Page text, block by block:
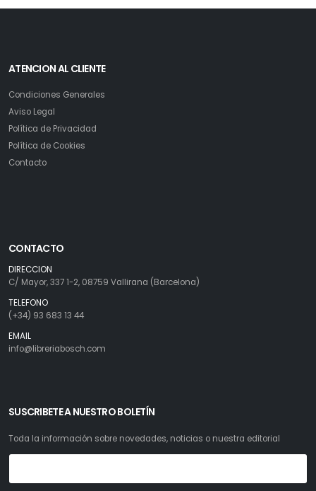
ATENCION AL CLIENTE
Condiciones Generales
Aviso Legal
Política de Privacidad
Política de Cookies
Contacto
CONTACTO
DIRECCION
C/ Mayor, 337 1-2, 08759 Vallirana (Barcelona)
TELEFONO
(+34) 93 683 13 44
EMAIL
info@libreriabosch.com
SUSCRIBETE A NUESTRO BOLETÍN
Toda la información sobre novedades, noticias o nuestra editorial